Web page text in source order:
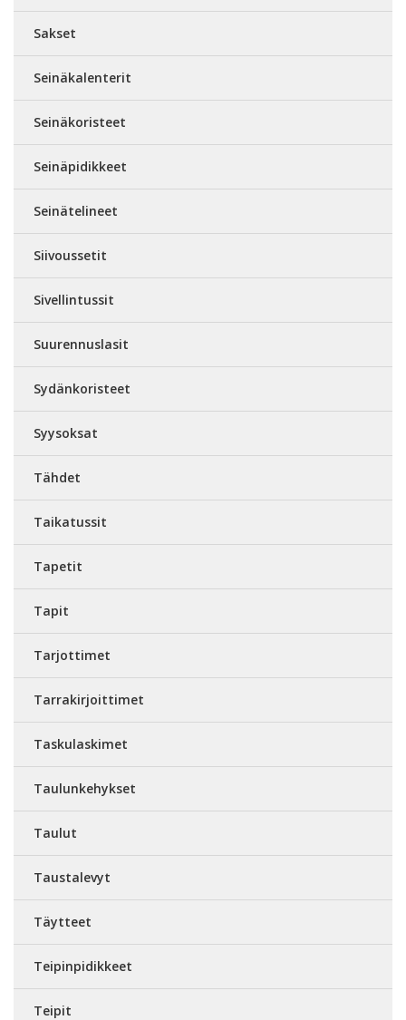
Sakset
Seinäkalenterit
Seinäkoristeet
Seinäpidikkeet
Seinätelineet
Siivoussetit
Sivellintussit
Suurennuslasit
Sydänkoristeet
Syysoksat
Tähdet
Taikatussit
Tapetit
Tapit
Tarjottimet
Tarrakirjoittimet
Taskulaskimet
Taulunkehykset
Taulut
Taustalevyt
Täytteet
Teipinpidikkeet
Teipit